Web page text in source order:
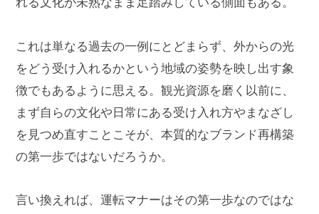
れる文化が未熟なまま足踏みしている側面もある。
これは単なる過去の一例にとどまらず、外からの光
をどう受け入れるかという地域の姿勢を映し出す象
徴でもあるように思える。観光資源を磨く以前に、
まず自らの文化や日常にある受け入れ方やまなざし
を見つめ直すことこそが、本質的なブランド再構築
の第一歩ではないだろうか。
言い換えれば、運転マナーはその第一歩なのではな